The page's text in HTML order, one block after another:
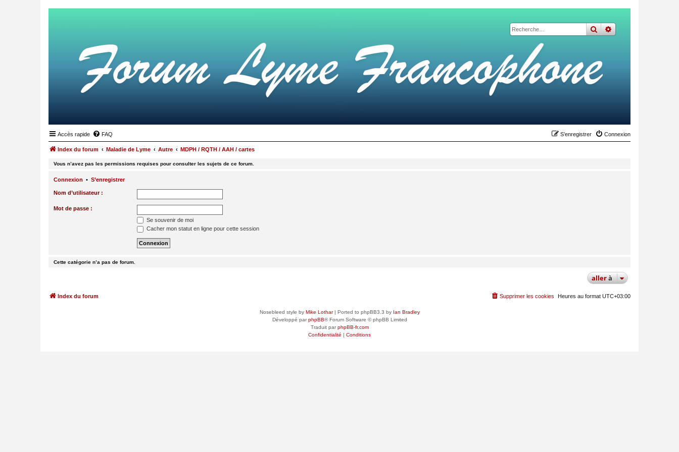
rechercher
recherche
Accès rapide FAQ Connexion
S’enregistrer
Index du forum Maladie de Lyme Autre MDPH / RQTH / AAH / cartes
Vous n’avez pas les permissions requises pour consulter les sujets de ce forum.
Connexion • S’enregistrer
Nom d’utilisateur :
Mot de passe :
Se souvenir de moi
Cacher mon statut en ligne pour cette session
Cette catégorie n’a pas de forum.
allerà
Index du forum Heures au format UTC+03:00
Supprimer les cookies
Nosebleed style by Mike Lothar| Ported to phpBB3.3 by Ian Bradley
Développé parphpBB® Forum Software © phpBB Limited
Traduit parphpBB-fr.com
Confidentialité | Conditions